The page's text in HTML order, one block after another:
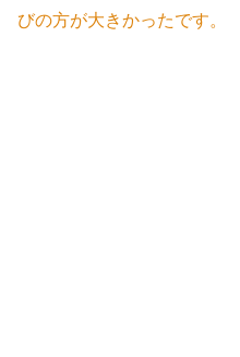
びの方が大きかったです。